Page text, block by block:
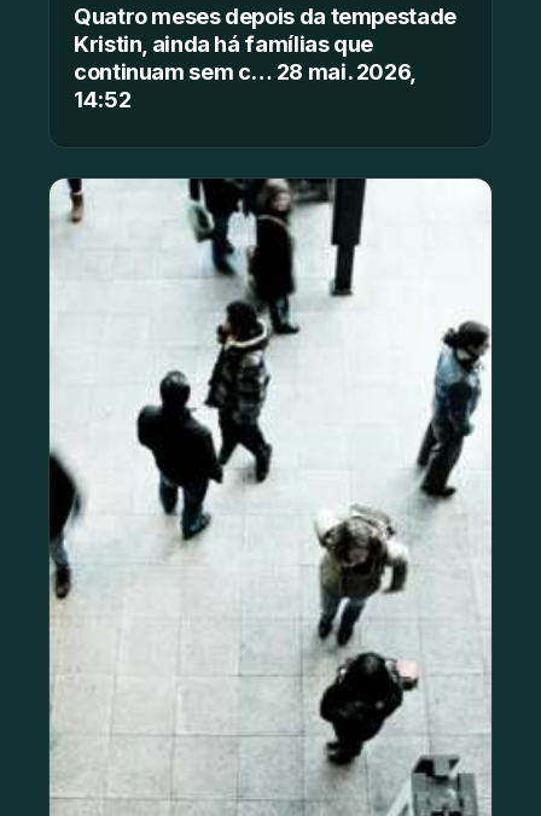
Quatro meses depois da tempestade
Kristin, ainda há famílias que
continuam sem c… 28 mai. 2026,
14:52